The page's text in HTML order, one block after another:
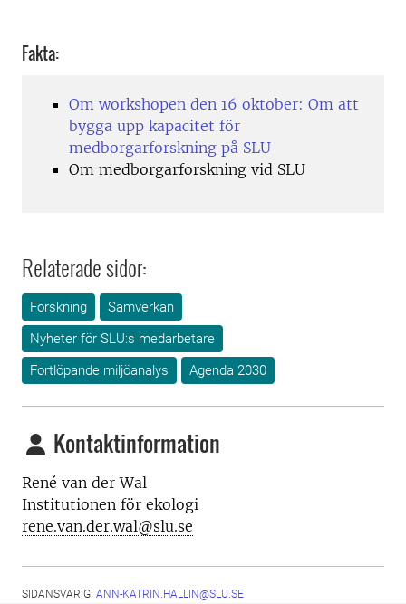
Fakta:
Om workshopen den 16 oktober: Om att
bygga upp kapacitet för
medborgarforskning på SLU
Om medborgarforskning vid SLU
Relaterade sidor:
Forskning
Samverkan
Nyheter för SLU:s medarbetare
Fortlöpande miljöanalys
Agenda 2030
Kontaktinformation
René van der Wal
Institutionen för ekologi
rene.van.der.wal@slu.se
SIDANSVARIG: ANN-KATRIN.HALLIN@SLU.SE